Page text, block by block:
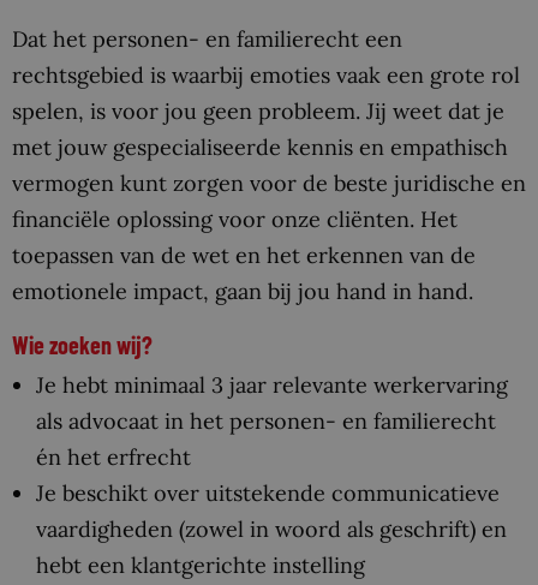
Dat het personen- en familierecht een
rechtsgebied is waarbij emoties vaak een grote rol
spelen, is voor jou geen probleem. Jij weet dat je
met jouw gespecialiseerde kennis en empathisch
vermogen kunt zorgen voor de beste juridische en
financiële oplossing voor onze cliënten. Het
toepassen van de wet en het erkennen van de
emotionele impact, gaan bij jou hand in hand.
Wie zoeken wij?
Je hebt minimaal 3 jaar relevante werkervaring
als advocaat in het personen- en familierecht
én het erfrecht
Je beschikt over uitstekende communicatieve
vaardigheden (zowel in woord als geschrift) en
hebt een klantgerichte instelling